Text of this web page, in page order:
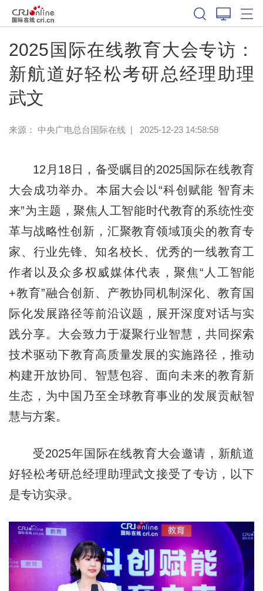
2025国际在线教育大会专访：
新航道好轻松考研总经理助理
武文
来源： 中央广电总台国际在线| 2025-12-23 14:58:58
12月18日，备受瞩目的2025国际在线教育
大会成功举办。本届大会以“科创赋能 智育未
来”为主题，聚焦人工智能时代教育的系统性变
革与战略性创新，汇聚教育领域顶尖的教育专
家、行业先锋、知名校长、优秀的一线教育工
作者以及众多权威媒体代表，聚焦“人工智能
+教育”融合创新、产教协同机制深化、教育国
际化发展路径等前沿议题，展开深度对话与实
践分享。大会致力于凝聚行业智慧，共同探索
技术驱动下教育高质量发展的实施路径，推动
构建开放协同、智慧包容、面向未来的教育新
生态，为中国乃至全球教育事业的发展贡献智
慧与方案。
受2025年国际在线教育大会邀请，新航道
好轻松考研总经理助理武文接受了专访，以下
是专访实录。